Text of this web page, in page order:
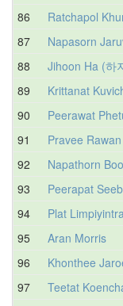
86
Ratchapol
87
Napasorn
88
Jihoon Ha (하
89
Krittanat
90
Peerawat
91
Pravee Rawan
92
Napathorn
93
Peerapat
94
Plat
95
Aran Morris
96
Khonthee
97
Teetat